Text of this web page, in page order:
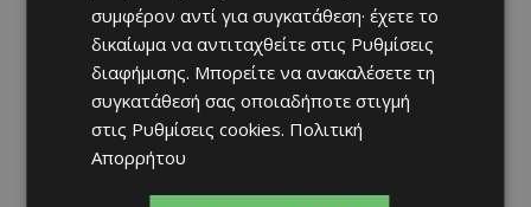
συμφέρον αντί για συγκατάθεση· έχετε το
δικαίωμα να αντιταχθείτε στις Ρυθμίσεις
διαφήμισης. Μπορείτε να ανακαλέσετε τη
συγκατάθεσή σας οποιαδήποτε στιγμή
στις Ρυθμίσεις cookies. Πολιτική
Απορρήτου